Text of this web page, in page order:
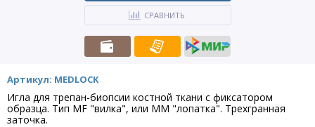
Артикул: MEDLOCK
Игла для трепан-биопсии костной ткани с фиксатором
образца. Тип MF "вилка", или MM "лопатка". Трехгранная
заточка.
СРАВНИТЬ